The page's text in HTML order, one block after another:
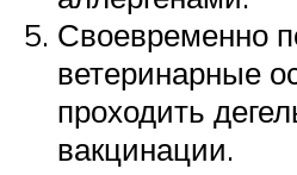
Своевременно
ветеринарные
проходить
вакцинации.